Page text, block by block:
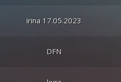
irina 17.05.2023
DFN